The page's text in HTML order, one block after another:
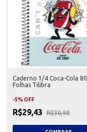
Caderno 1/4 Coca-Cola 80
Folhas Tilibra
-5% OFF
R$29,43 R$30,98